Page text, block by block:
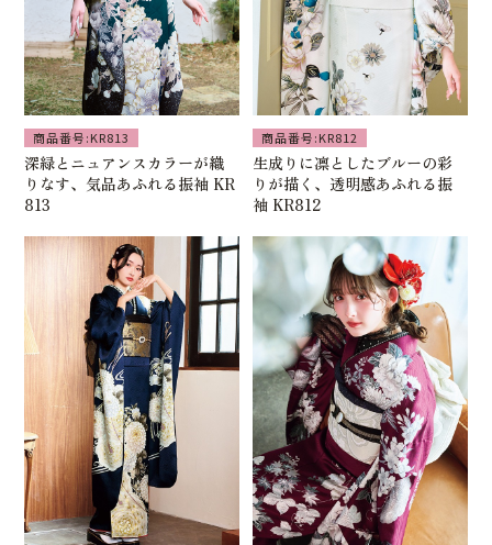
商品番号:KR813
深緑とニュアンスカラーが織
りなす、気品あふれる振袖 KR
813
商品番号:KR812
生成りに凛としたブルーの彩
りが描く、透明感あふれる振
袖 KR812